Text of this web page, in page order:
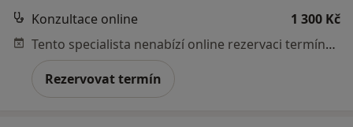
Konzultace online
1 300 Kč
Tento specialista nenabízí online rezervaci termínu na této adrese.
Rezervovat termín